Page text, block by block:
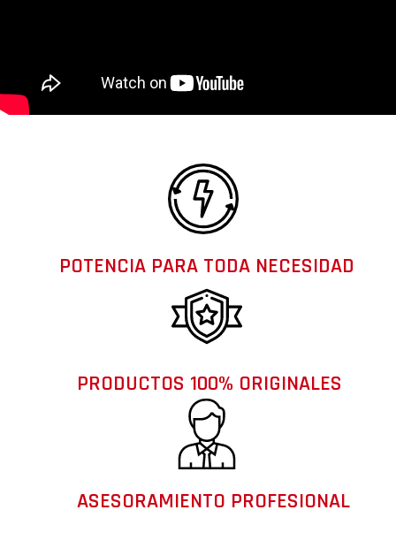
POTENCIA PARA TODA NECESIDAD
PRODUCTOS 100% ORIGINALES
ASESORAMIENTO PROFESIONAL